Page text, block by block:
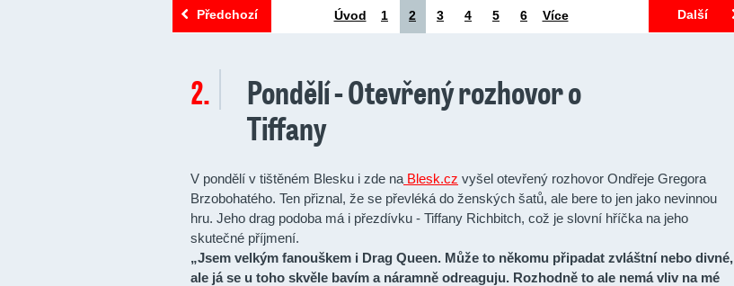
Předchozí Úvod 1 2 3 4 5 6 Více Další
2.
Pondělí - Otevřený rozhovor o
Tiffany
V pondělí v tištěném Blesku i zde na Blesk.cz vyšel otevřený rozhovor Ondřeje Gregora
Brzobohatého. Ten přiznal, že se převléká do ženských šatů, ale bere to jen jako nevinnou
hru. Jeho drag podoba má i přezdívku - Tiffany Richbitch, což je slovní hříčka na jeho
skutečné příjmení.
„Jsem velkým fanouškem i Drag Queen. Může to někomu připadat zvláštní nebo divné,
ale já se u toho skvěle bavím a náramně odreaguju. Rozhodně to ale nemá vliv na mé